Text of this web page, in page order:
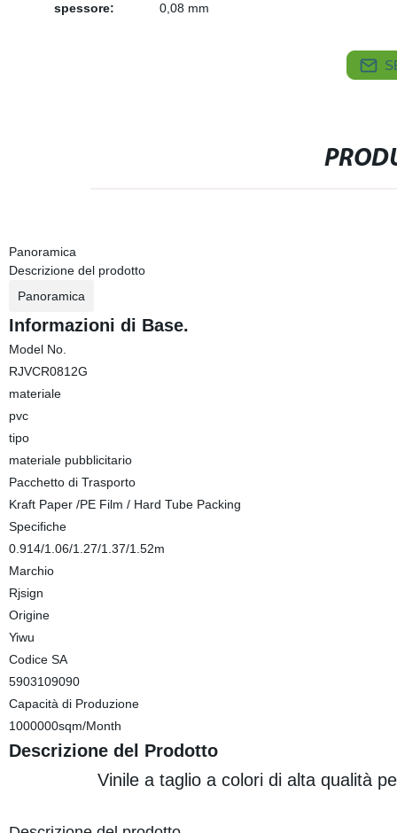
spessore:
0,08 mm
Panoramica
Descrizione del prodotto
Panoramica
Informazioni di Base.
Model No.
RJVCR0812G
materiale
pvc
tipo
materiale pubblicitario
Pacchetto di Trasporto
Kraft Paper /PE Film / Hard Tube Packing
Specifiche
0.914/1.06/1.27/1.37/1.52m
Marchio
Rjsign
Origine
Yiwu
Codice SA
5903109090
Capacità di Produzione
1000000sqm/Month
Descrizione del Prodotto
Vinile a taglio a colori di alta qualità